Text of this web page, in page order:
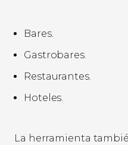
Bares.
Gastrobares.
Restaurantes.
Hoteles.
La herramienta